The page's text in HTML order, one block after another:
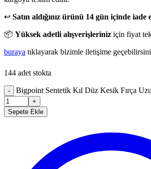
↩️ Satın aldığınız ürünü 14 gün içinde
📦 Yüksek adetli alışverişleriniz için fiyat
buraya tıklayarak bizimle iletişime
144 adet stokta
- Bigpoint Sentetik Kıl Düz Kesik Fırça
+
Sepete Ekle